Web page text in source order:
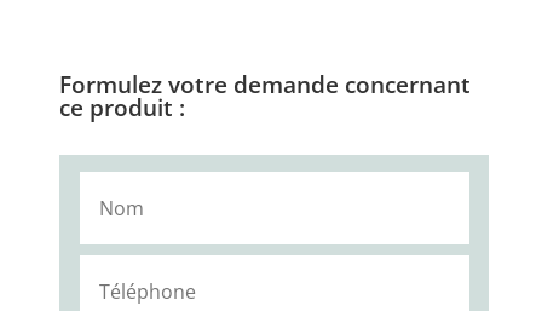
Formulez votre demande concernant
ce produit :